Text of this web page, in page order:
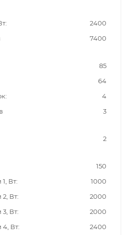
2400
7400
85
64
4
3
2
150
Вт
1000
Вт
2000
Вт
2000
4, Вт
2400